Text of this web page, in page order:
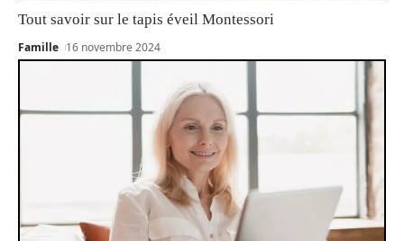
Tout savoir sur le tapis éveil Montessori
Famille 16 novembre 2024